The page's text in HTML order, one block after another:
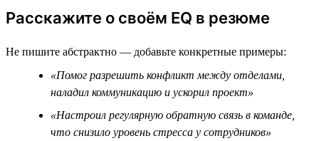
Расскажите о своём EQ в резюме
Не пишите абстрактно — добавьте конкретные примеры:
«Помог разрешить конфликт между отделами,
наладил коммуникацию и ускорил проект»
«Настроил регулярную обратную связь в команде,
что снизило уровень стресса у сотрудников»